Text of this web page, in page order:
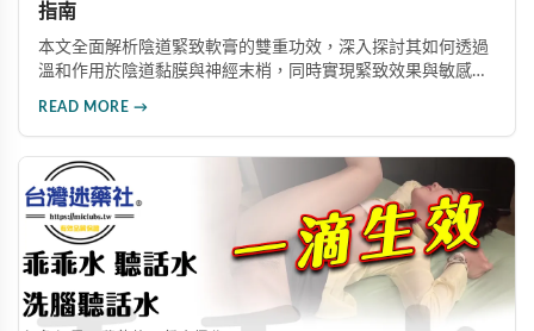
指南
本文全面解析陰道緊致軟膏的雙重功效，深入探討其如何透過
溫和作用於陰道黏膜與神經末梢，同時實現緊致效果與敏感度
READ MORE →